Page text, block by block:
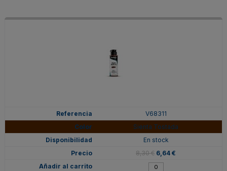
V68311
Sienta Tostada
En stock
8,30 € 6,64 €